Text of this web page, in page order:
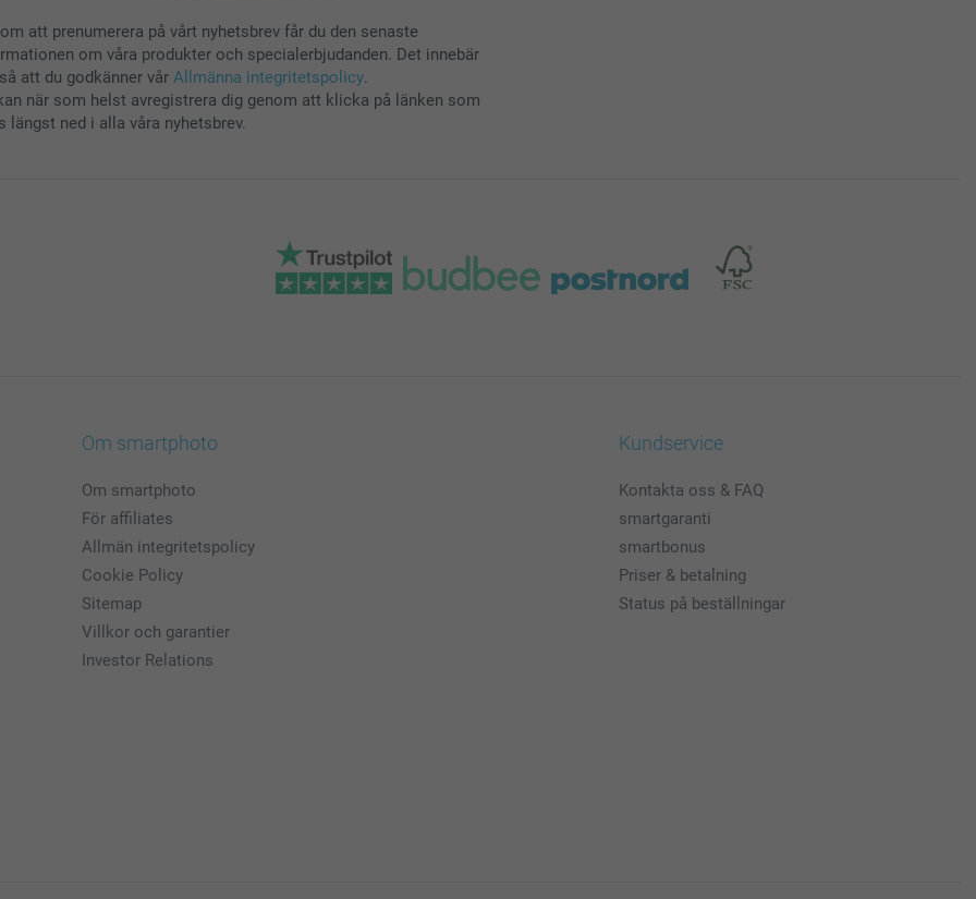
att prenumerera på vårt nyhetsbrev får du den senaste
om våra produkter och specialerbjudanden. Det innebär
att du godkänner vår Allmänna integritetspolicy.
när som helst avregistrera dig genom att klicka på länken som
längst ned i alla våra nyhetsbrev.
Om smartphoto
Om smartphoto
För affiliates
Allmän integritetspolicy
Cookie Policy
Sitemap
Villkor och garantier
Investor Relations
Kundservice
Kontakta oss & FAQ
smartgaranti
smartbonus
Priser & betalning
Status på beställningar